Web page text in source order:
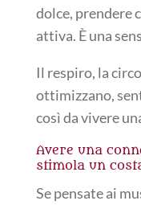
dolce, prendere
attiva. È una
Il respiro, la
ottimizzano,
così da vivere
Avere una
stimola un
Se pensate ai